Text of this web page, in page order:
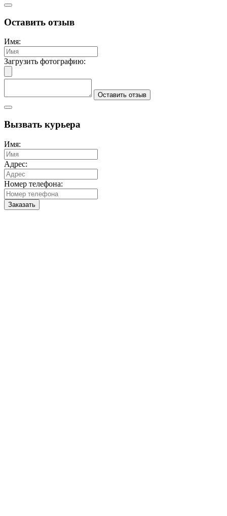
Оставить отзыв
Имя:
Загрузить фотографию:
Оставить отзыв
Вызвать курьера
Имя:
Адрес:
Номер телефона:
Заказать